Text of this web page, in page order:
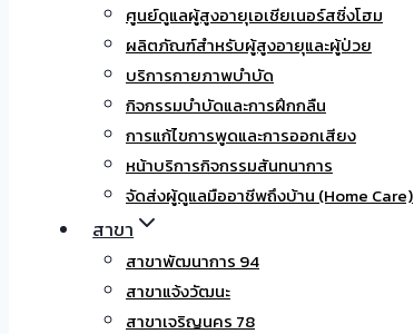
ศูนย์ดูแลผู้สูงอายุเอเชียเนอร์สซิ่งโฮม
ผลิตภัณฑ์สำหรับผู้สูงอายุและผู้ป่วย
บริการกายภาพบำบัด
กิจกรรมบำบัดและการฝึกกลืน
การแก้ไขการพูดและการออกเสียง
หน้าบริการกิจกรรมสันทนาการ
จัดส่งผู้ดูแลมืออาชีพถึงบ้าน (Home Care)
สาขา
สาขาพัฒนาการ 94
สาขาแจ้งวัฒนะ
สาขาเจริญนคร 78